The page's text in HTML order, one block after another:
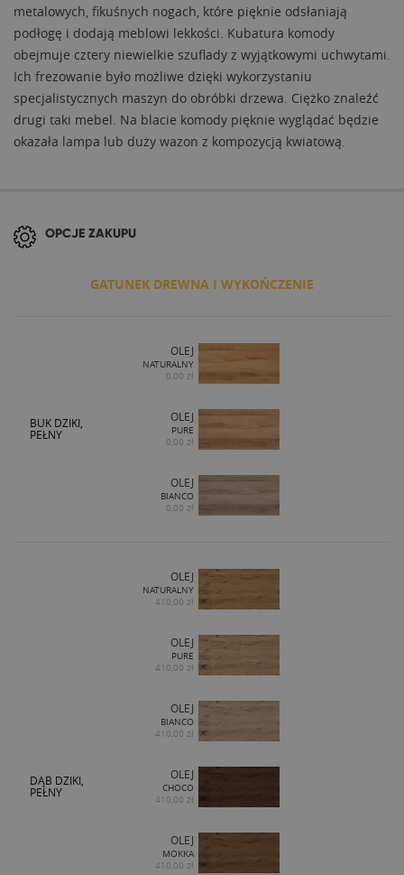
metalowych, fikuśnych nogach, które pięknie odsłaniają
podłogę i dodają meblowi lekkości. Kubatura komody
obejmuje cztery niewielkie szuflady z wyjątkowymi uchwytami.
Ich frezowanie było możliwe dzięki wykorzystaniu
specjalistycznych maszyn do obróbki drzewa. Ciężko znaleźć
drugi taki mebel. Na blacie komody pięknie wyglądać będzie
okazała lampa lub duży wazon z kompozycją kwiatową.
OPCJE ZAKUPU
GATUNEK DREWNA I WYKOŃCZENIE
BUK DZIKI,
PEŁNY
OLEJ
NATURALNY
0,00 zł
OLEJ
PURE
0,00 zł
OLEJ
BIANCO
0,00 zł
DĄB DZIKI,
PEŁNY
OLEJ
NATURALNY
410,00 zł
OLEJ
PURE
410,00 zł
OLEJ
BIANCO
410,00 zł
OLEJ
CHOCO
410,00 zł
OLEJ
MOKKA
410,00 zł